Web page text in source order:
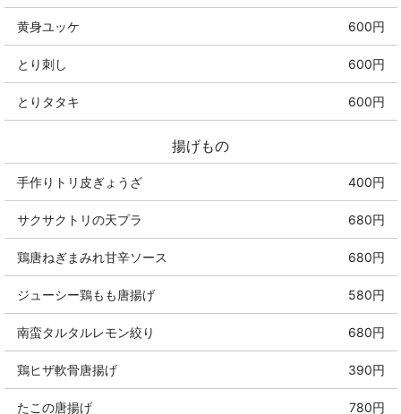
黄身ユッケ 600円
とり刺し 600円
とりタタキ 600円
揚げもの
手作りトリ皮ぎょうざ 400円
サクサクトリの天プラ 680円
鶏唐ねぎまみれ甘辛ソース 680円
ジューシー鶏もも唐揚げ 580円
南蛮タルタルレモン絞り 680円
鶏ヒザ軟骨唐揚げ 390円
たこの唐揚げ 780円